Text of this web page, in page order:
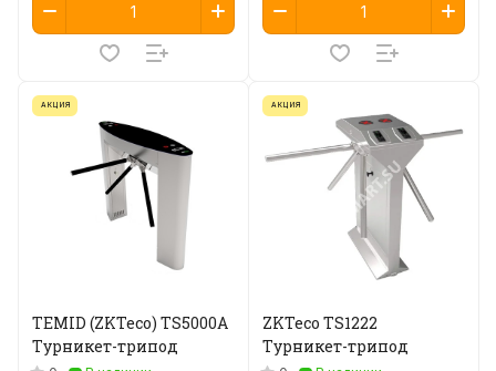
АКЦИЯ
TEMID (ZKTeco) TS5000A
Турникет-трипод
АКЦИЯ
ZKTeco TS1222
Турникет-трипод